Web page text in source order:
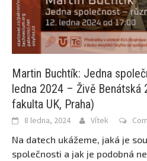
Martin Buchtík: Jedna
ledna 2024 – Živě Benátská
fakulta UK, Praha)
8 ledna, 2024 Vítek
Na datech ukážeme, jaká je
společnosti a jak je podobná